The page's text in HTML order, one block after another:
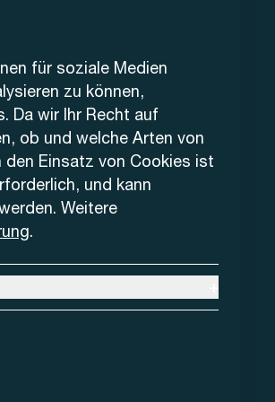
für soziale Medien
zu können,
Da wir Ihr Recht auf
ob und welche Arten von
den Einsatz von Cookies ist
und kann
Weitere
.